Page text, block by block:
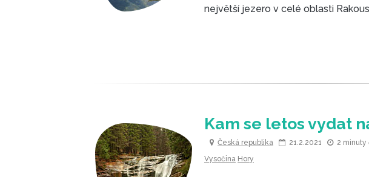
největší jezero v celé oblasti
Kam se letos vydat
Česká republika 21.2.2021 2
Vysočina Hory